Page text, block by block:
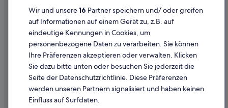
Abenteuer in Steyr
Steigenberger Hotels in Steyr
Strand in Steyr
Hotels mit Wellnessbereich in Steyr
Steyr Hotels
Pensionen in Steyr
Private Ferienhäuser in Steyr
Rechtliche Hinweise/Kontakt
Inhaltsrichtlinien und Melden von Inhalten
Hilfe
Hilfe
Wir und unsere16 Partner speichern und/ oder greifen
auf Informationen auf einem Gerät zu, z.B. auf
eindeutige Kennungen in Cookies, um
personenbezogene Daten zu verarbeiten. Sie können
Ihre Präferenzen akzeptieren oder verwalten. Klicken
Sie dazu bitte unten oder besuchen Sie jederzeit die
Seite der Datenschutzrichtlinie. Diese Präferenzen
werden unseren Partnern signalisiert und haben keinen
Einfluss auf Surfdaten.